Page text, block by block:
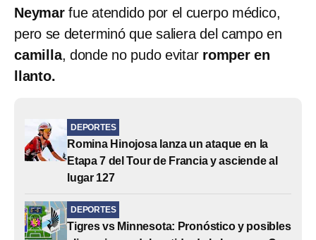
Neymarfue atendido por el cuerpo médico,
pero se determinó que saliera del campo en
camilla, donde no pudo evitar romper en
llanto.
DEPORTES
Romina Hinojosa lanza un ataque en la
Etapa 7 del Tour de Francia y asciende al
lugar 127
DEPORTES
Tigres vs Minnesota: Pronóstico y posibles